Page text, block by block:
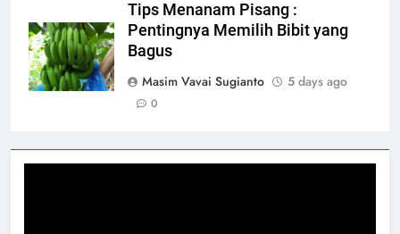
Tips Menanam Pisang :
Pentingnya Memilih Bibit yang
Bagus
Masim Vavai Sugianto
5 days ago
0